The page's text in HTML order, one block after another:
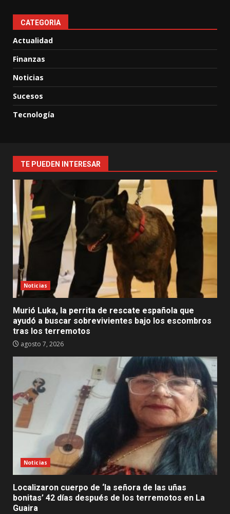
CATEGORIA
Actualidad
Finanzas
Noticias
Sucesos
Tecnología
TE PUEDEN INTERESAR
Noticias
Murió Luka, la perrita de rescate española que
ayudó a buscar sobrevivientes bajo los escombros
tras los terremotos
agosto 7, 2026
Noticias
Localizaron cuerpo de ‘la señora de las uñas
bonitas’ 42 días después de los terremotos en La
Guaira